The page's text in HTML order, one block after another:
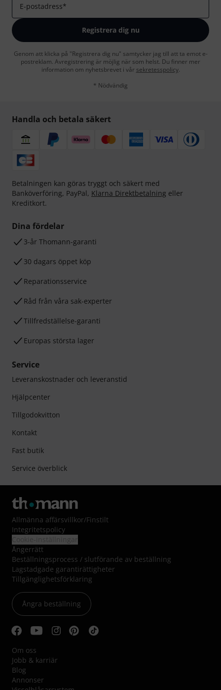
E-postadress*
Registrera dig nu
Genom att klicka på "Registrera dig nu" samtycker jag till att ta emot e-
postreklam. Avregistrering är möjlig när som helst. Du finner mer
information om nyhetsbrevet i vår sekretesspolicy.
* Nödvändig
Handla och betala säkert
Betalningen kan göras tryggt och säkert med
Banköverföring, PayPal, Klarna Direktbetalning eller
Kreditkort.
Dina fördelar
3-år Thomann-garanti
30 dagars öppet köp
Reparationsservice
Råd från våra sak-experter
Tillfredställelse-garanti
Europas största lager
Service
Leveranskostnader och leveranstid
Hjälpcenter
Tillgodokvitton
Kontakt
Fast butik
Service överblick
Allmänna affärsvillkor/Finstilt
Integritetspolicy
Ångerrätt
Beställningsprocess / slutförande av beställning
Lagstadgade garantirättigheter
Tillgänglighetsförklaring
Ångra beställning
Om oss
Jobb & karriär
Blog
Annonser